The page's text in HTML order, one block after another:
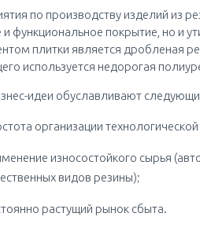
по производству изделий из
и функциональное покрытие, но и
плитки является дробленая
используется недорогая
идеи обуславливают
организации
износостойкого сырья
видов резины);
растущий рынок сбыта.